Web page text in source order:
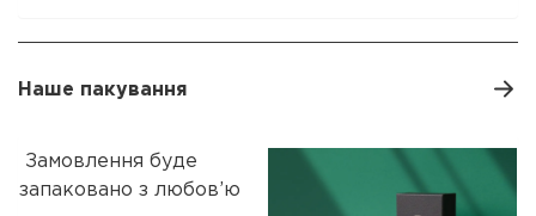
Наше пакування
Замовлення буде
запаковано з любов’ю